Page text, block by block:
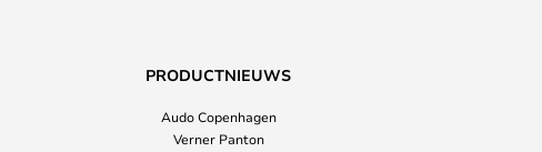
PRODUCTNIEUWS
Audo Copenhagen
Verner Panton